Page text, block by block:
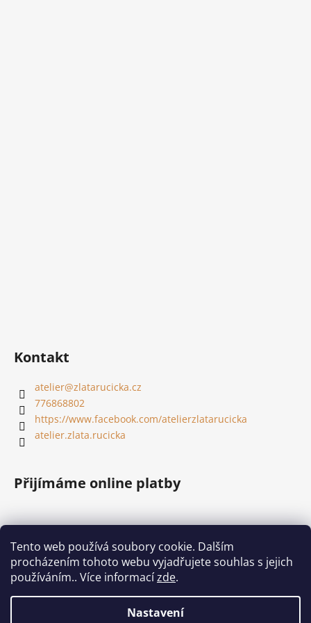
Tento web používá soubory cookie. Dalším
procházením tohoto webu vyjadřujete souhlas s jejich
používáním.. Více informacízde.
Nastavení
Kontakt
atelier@zlatarucicka.cz
776868802
https://www.facebook.com/atelierzlatarucicka
atelier.zlata.rucicka
Přijímáme online platby
Shoptet.cz